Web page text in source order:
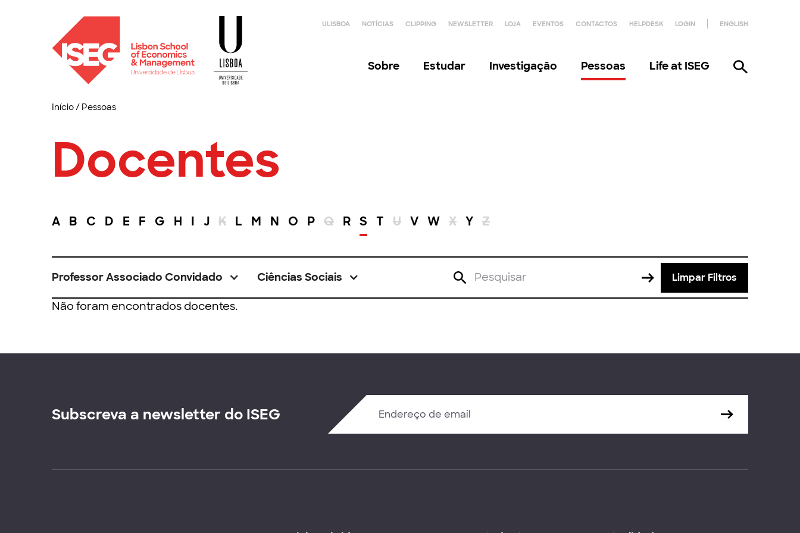
ULISBOA NOTÍCIAS CLIPPING NEWSLETTER LOJA EVENTOS CONTACTOS HELPDESK LOGIN ENGLISH
Sobre Estudar Investigação Pessoas Life at ISEG
Início/ Pessoas
Docentes
A B C D E F G H I J K L M N O P Q R S T U V W X Y Z
Professor Associado Convidado Ciências Sociais Limpar Filtros
Não foram encontrados docentes.
Subscreva a newsletter do ISEG